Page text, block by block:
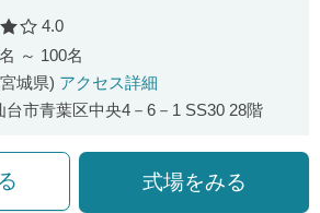
口コミ評価
4.0
～ 100名
城県) アクセス詳細
台市青葉区中央4－6－1 SS30 28階
式場をみる